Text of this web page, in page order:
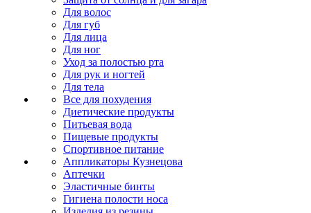
Для волос
Для губ
Для лица
Для ног
Уход за полостью рта
Для рук и ногтей
Для тела
Все для похудения
Диетические продукты
Питьевая вода
Пищевые продукты
Спортивное питание
Аппликаторы Кузнецова
Аптечки
Эластичные бинты
Гигиена полости носа